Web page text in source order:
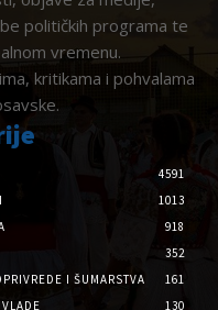
političkih programa te
vremenu.
kritikama i pohvalama
4591
1013
918
352
I ŠUMARSTVA
161
130